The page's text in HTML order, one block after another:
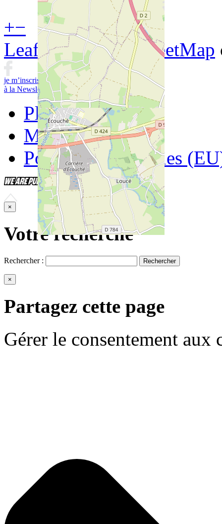
+−
Leaflet| ©OpenStreetMap
je m’inscris
à la Newsletter Contactez-nous
Plan du site
Mentions légales
Politique de cookies
×
Votre recherche
Rechercher :
×
Partagez cette page
Gérer le consentement aux